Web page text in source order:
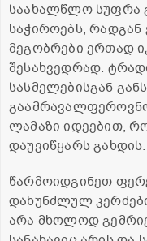
საახალწლო სუფრა
საჭიროებს,
მეგობრები ერთად
შესახვედრად.
სასმელებისგან
ლამაზი იდეებით,
დაუვიწყარს გახდის.
წარმოიდგინეთ
დახუნძლულ
არა მხოლოდ